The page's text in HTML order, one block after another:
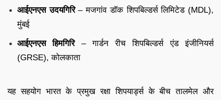
आईएनएस उदयगिरि– मजगांव डॉक शिपबिल्डर्स लिमिटेड (MDL),
मुंबई
आईएनएस हिमगिरि– गार्डन रीच शिपबिल्डर्स एंड इंजीनियर्स
(GRSE), कोलकाता
यह सहयोग भारत के प्रमुख रक्षा शिपयार्ड्स के बीच तालमेल और